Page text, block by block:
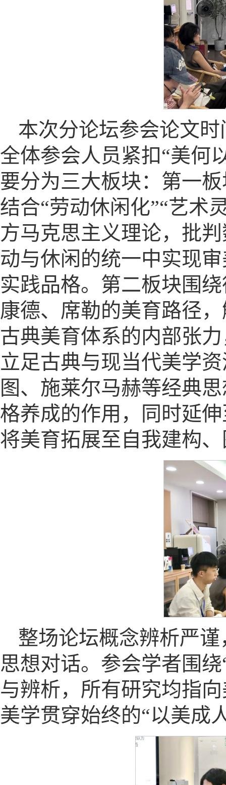
本次分论坛参会论文
全体参会人员紧扣“美何
要分为三大板块：第一
结合“劳动休闲化”“艺术
方马克思主义理论，批
动与休闲的统一中实现
实践品格。第二板块围
康德、席勒的美育路径
古典美育体系的内部张
立足古典与现当代美学
图、施莱尔马赫等经典
格养成的作用，同时延
将美育拓展至自我建构
整场论坛概念辨析严
思想对话。参会学者围
与辨析，所有研究均指
美学贯穿始终的“以美成